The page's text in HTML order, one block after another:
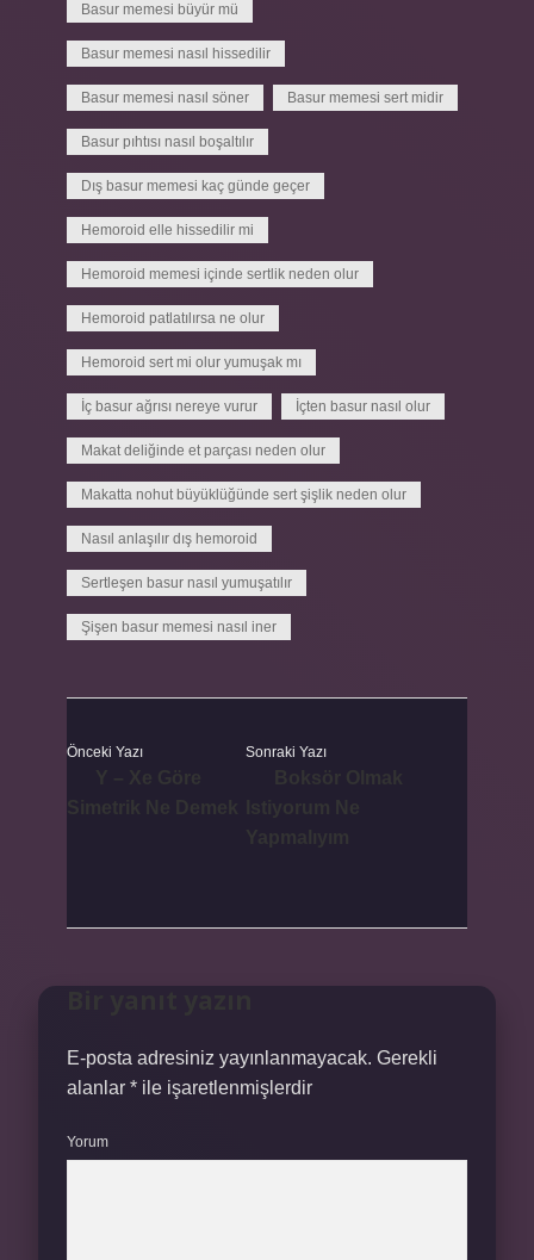
Basur memesi büyür mü
Basur memesi nasıl hissedilir
Basur memesi nasıl söner Basur memesi sert midir
Basur pıhtısı nasıl boşaltılır
Dış basur memesi kaç günde geçer
Hemoroid elle hissedilir mi
Hemoroid memesi içinde sertlik neden olur
Hemoroid patlatılırsa ne olur
Hemoroid sert mi olur yumuşak mı
İç basur ağrısı nereye vurur İçten basur nasıl olur
Makat deliğinde et parçası neden olur
Makatta nohut büyüklüğünde sert şişlik neden olur
Nasıl anlaşılır dış hemoroid
Sertleşen basur nasıl yumuşatılır
Şişen basur memesi nasıl iner
Önceki Yazı Sonraki Yazı
E-posta adresiniz yayınlanmayacak. Gerekli
alanlar * ile işaretlenmişlerdir
Yorum